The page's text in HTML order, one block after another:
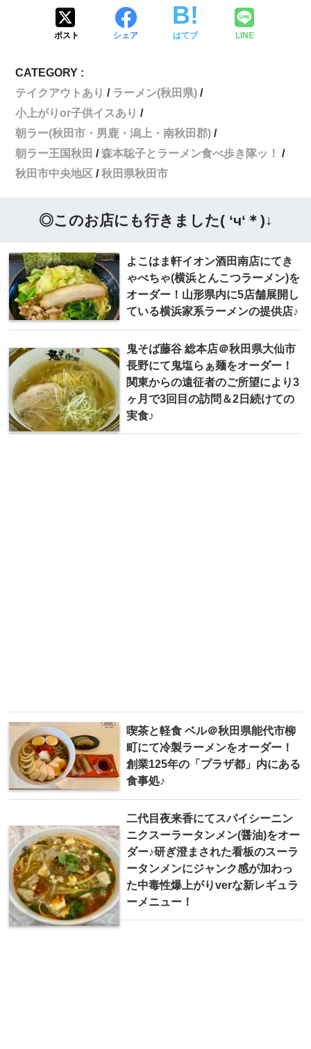
ポスト シェア はてブ LINE
CATEGORY :
テイクアウトあり
ラーメン(秋田県)
小上がりor子供イスあり
朝ラー(秋田市・男鹿・潟上・南秋田郡)
朝ラー王国秋田
森本聡子とラーメン食べ歩き隊ッ！
秋田市中央地区
秋田県秋田市
◎このお店にも行きました( ‘ч‘＊)↓
よこはま軒イオン酒田南店にてき
ゃべちゃ(横浜とんこつラーメン)を
オーダー！山形県内に5店舗展開し
ている横浜家系ラーメンの提供店♪
鬼そば藤谷 総本店＠秋田県大仙市
長野にて鬼塩らぁ麺をオーダー！
関東からの遠征者のご所望により3
ヶ月で3回目の訪問＆2日続けての
実食♪
喫茶と軽食 ベル＠秋田県能代市柳
町にて冷製ラーメンをオーダー！
創業125年の「プラザ都」内にある
食事処♪
二代目夜来香にてスパイシーニン
ニクスーラータンメン(醤油)をオー
ダー♪研ぎ澄まされた看板のスーラ
ータンメンにジャンク感が加わっ
た中毒性爆上がりverな新レギュラ
ーメニュー！